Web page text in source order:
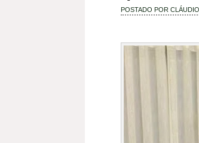
POSTADO POR